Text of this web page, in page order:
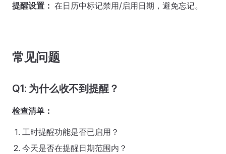
提醒设置： 在日历中标记禁用/启用日期，避免忘记。
常见问题
Q1: 为什么收不到提醒？
检查清单：
工时提醒功能是否已启用？
今天是否在提醒日期范围内？